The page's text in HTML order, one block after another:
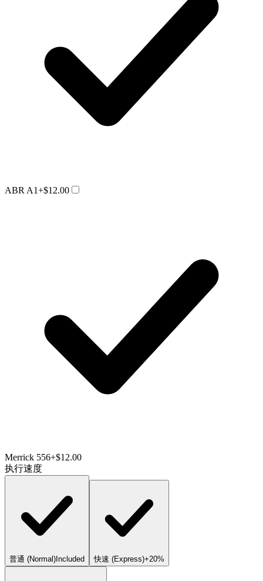
ABR A1+$12.00
Merrick 556+$12.00
执行速度
普通 (Normal) Included 快速 (Express)+20%